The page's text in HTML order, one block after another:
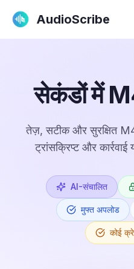
AudioScribe
सेकंडों में
तेज़, सटीक और सुरक्षित
ट्रांसक्रिप्ट और कार्रवाई
AI-संचालित
मुफ्त अपलोड
कोई